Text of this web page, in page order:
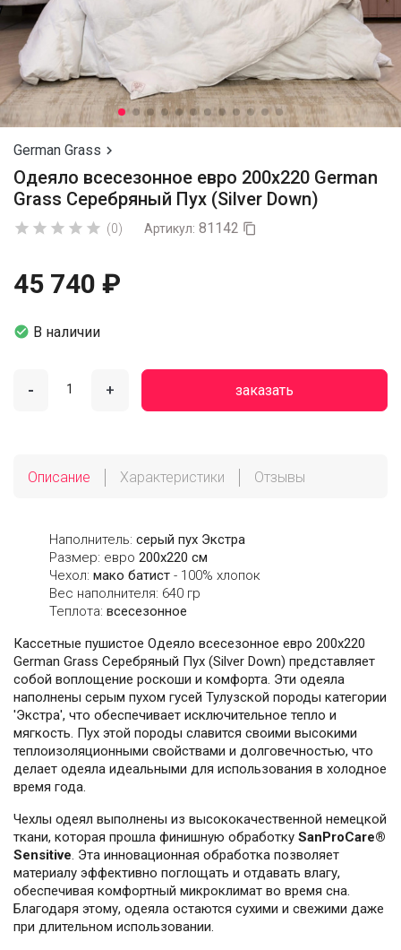
German Grass 
Одеяло всесезонное евро 200х220 German
Grass Серебряный Пух (Silver Down)
     (0) Артикул: 81142 
45 740 ₽
 В наличии
- + заказать
Описание Характеристики Отзывы
Наполнитель: серый пух Экстра
Размер: евро 200х220 см
Чехол: мако батист - 100% хлопок
Вес наполнителя: 640 гр
Теплота: всесезонное
Кассетные пушистое Одеяло всесезонное евро 200х220
German Grass Серебряный Пух (Silver Down) представляет
собой воплощение роскоши и комфорта. Эти одеяла
наполнены серым пухом гусей Тулузской породы категории
'Экстра', что обеспечивает исключительное тепло и
мягкость. Пух этой породы славится своими высокими
теплоизоляционными свойствами и долговечностью, что
делает одеяла идеальными для использования в холодное
время года.
Чехлы одеял выполнены из высококачественной немецкой
ткани, которая прошла финишную обработку SanProCare®
Sensitive. Эта инновационная обработка позволяет
материалу эффективно поглощать и отдавать влагу,
обеспечивая комфортный микроклимат во время сна.
Благодаря этому, одеяла остаются сухими и свежими даже
при длительном использовании.